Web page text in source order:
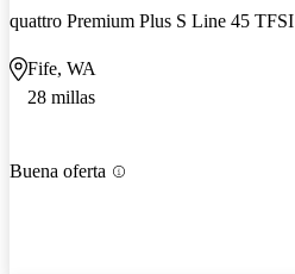
quattro Premium Plus S Line 45 TFSI
Fife, WA
28 millas
Buena oferta